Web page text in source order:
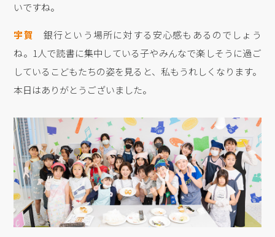
いですね。
宇賀 銀行という場所に対する安心感もあるのでしょう
ね。1人で読書に集中している子やみんなで楽しそうに過ご
しているこどもたちの姿を見ると、私もうれしくなります。
本日はありがとうございました。